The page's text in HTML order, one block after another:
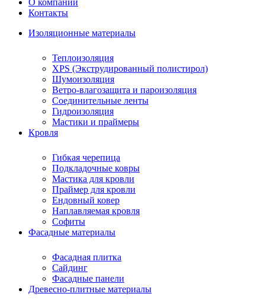
О компании
Контакты
Изоляционные материалы
Теплоизоляция
XPS (Экструдированный полистирол)
Шумоизоляция
Ветро-влагозащита и пароизоляция
Соединительные ленты
Гидроизоляция
Мастики и праймеры
Кровля
Гибкая черепица
Подкладочные ковры
Мастика для кровли
Праймер для кровли
Ендовный ковер
Наплавляемая кровля
Софиты
Фасадные материалы
Фасадная плитка
Сайдинг
Фасадные панели
Древесно-плитные материалы